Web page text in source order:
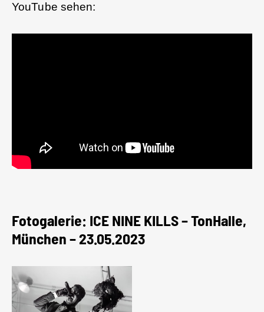
YouTube sehen:
Fotogalerie: ICE NINE KILLS – TonHalle,
München – 23.05.2023